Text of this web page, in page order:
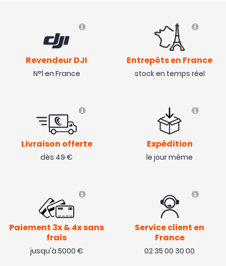
Revendeur DJI
N°1 en France
Entrepôts en France
stock en temps réel
Livraison offerte
dès 49 €
Expédition
le jour même
Paiement 3x & 4x sans
frais
jusqu'à 5000 €
Service client en
France
02 35 00 30 00